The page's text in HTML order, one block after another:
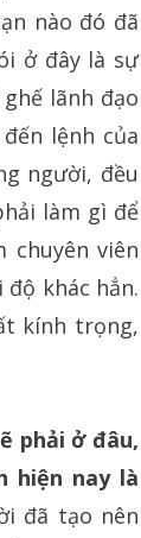
nào đó đã
ở đây là sự
lãnh đạo
lệnh của
người, đều
làm gì để
chuyên viên
khác hẳn.
kính trọng,
phải ở đâu,
hiện nay là
đã tạo nên